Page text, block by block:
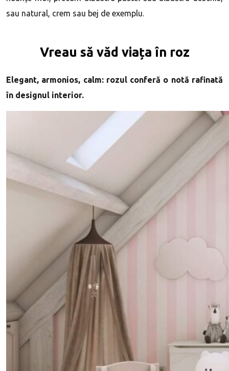
sau natural, crem sau bej de exemplu.
Vreau să văd viața în roz
Elegant, armonios, calm: rozul conferă o notă rafinată
în designul interior.